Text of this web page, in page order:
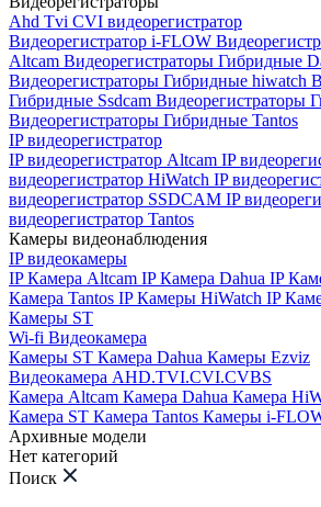
Ahd Tvi CVI видеорегистратор
Видеорегистратор i-FLOW
Altcam Видеорегистраторы Гибридные
Видеорегистраторы Гибридные hiwatch
Гибридные Ssdcam Видеорегистраторы
Видеорегистраторы Гибридные Tantos
IP видеорегистратор
IP видеорегистратор Altcam IP
видеорегистратор HiWatch IP
видеорегистратор SSDCAM IP
видеорегистратор Tantos
Камеры видеонаблюдения
IP видеокамеры
IP Камера Altcam IP Камера Dahua IP
Камера Tantos IP Камеры HiWatch IP
Камеры ST
Wi-fi Видеокамера
Камеры ST Камера Dahua Камеры Ezviz
Видеокамера AHD.TVI.CVI.CVBS
Камера Altcam Камера Dahua Камера
Камера ST Камера Tantos Камеры i-
Архивные модели
Нет категорий
Поиск